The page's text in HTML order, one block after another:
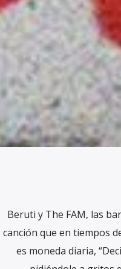
Beruti y The FAM, las
canción que en tiempos
es moneda diaria,